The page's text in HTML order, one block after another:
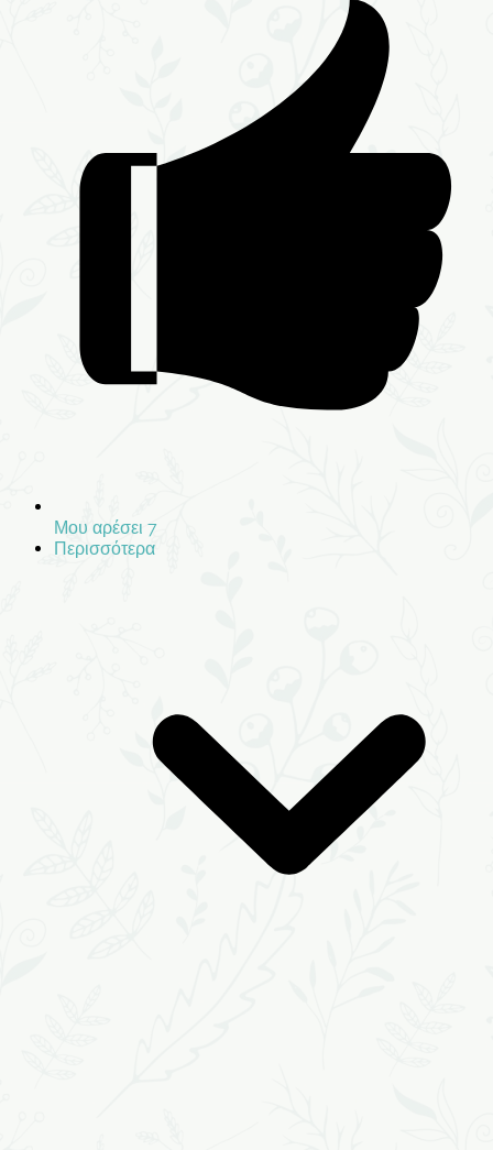
Μου αρέσει 7
Περισσότερα